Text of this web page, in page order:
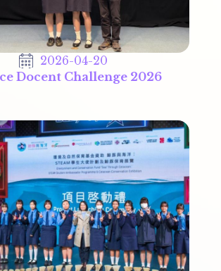
2026-04-20
Docent Challenge 2026